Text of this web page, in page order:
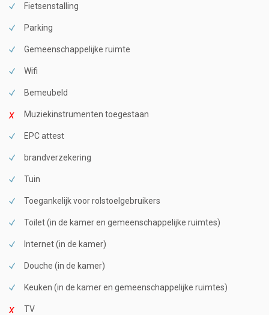
Fietsenstalling
Parking
Gemeenschappelijke ruimte
Wifi
Bemeubeld
Muziekinstrumenten toegestaan
EPC attest
brandverzekering
Tuin
Toegankelijk voor rolstoelgebruikers
Toilet (in de kamer en gemeenschappelijke ruimtes)
Internet (in de kamer)
Douche (in de kamer)
Keuken (in de kamer en gemeenschappelijke ruimtes)
TV